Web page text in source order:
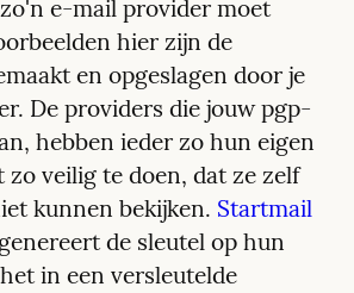
e-mail provider moet
hier zijn de
en opgeslagen door je
De providers die jouw pgp-
hebben ieder zo hun eigen
veilig te doen, dat ze zelf
kunnen bekijken. Startmail
de sleutel op hun
in een versleutelde